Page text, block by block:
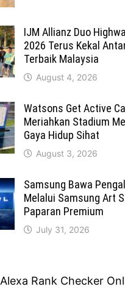
IJM Allianz Duo
2026 Terus Kekal
Terbaik Malaysia
August 4, 2026
Watsons Get Active
Meriahkan Stadium
Gaya Hidup Sihat
August 3, 2026
Samsung Bawa
Melalui Samsung Art
Paparan Premium
July 31, 2026
Alexa Rank Checker